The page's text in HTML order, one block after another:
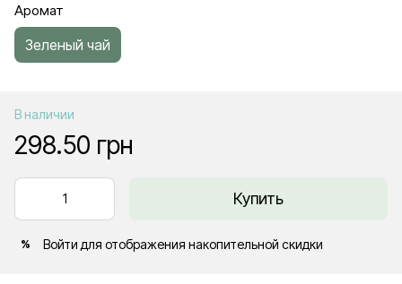
Аромат
Зеленый чай
В наличии
298.50 грн
Купить
% Войти для отображения накопительной скидки